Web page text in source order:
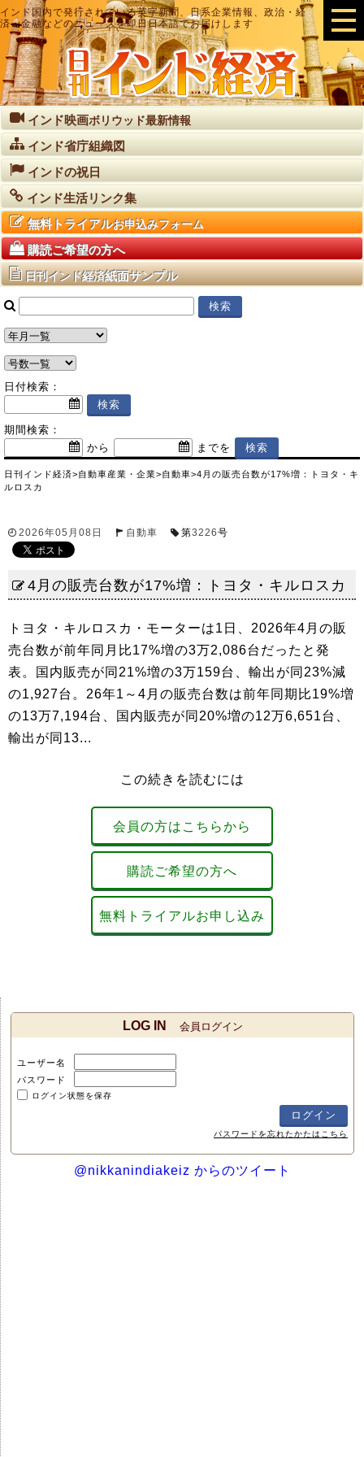
インド国内で発行されている英字新聞、日系企業情報、政治・経
済・金融などのニュースを即日日本語でお届けします
インド映画ボリウッド最新情報
インド省庁組織図
インドの祝日
インド生活リンク集
無料トライアルお申込みフォーム
購読ご希望の方へ
日刊インド経済紙面サンプル
日付検索：
期間検索：
から
までを
日刊インド経済>自動車産業・企業>自動車>4月の販売台数が17%増：トヨタ・キ
ルロスカ
2026年05月08日 自動車 第3226号
4月の販売台数が17%増：トヨタ・キルロスカ
トヨタ・キルロスカ・モーターは1日、2026年4月の販
売台数が前年同月比17%増の3万2,086台だったと発
表。国内販売が同21%増の3万159台、輸出が同23%減
の1,927台。26年1～4月の販売台数は前年同期比19%増
の13万7,194台、国内販売が同20%増の12万6,651台、
輸出が同13...
この続きを読むには
会員の方はこちらから
購読ご希望の方へ
無料トライアルお申し込み
LOG IN 会員ログイン
ユーザー名
パスワード
ログイン状態を保存
パスワードを忘れたかたはこちら
@nikkanindiakeiz からのツイート